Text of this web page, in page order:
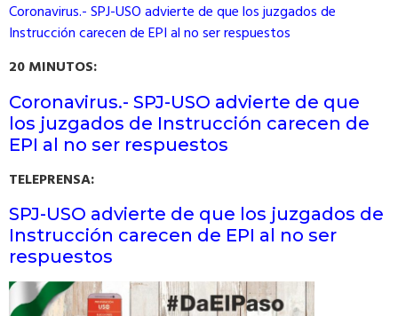
Coronavirus.- SPJ-USO advierte de que los juzgados de
Instrucción carecen de EPI al no ser respuestos
20 MINUTOS:
Coronavirus.- SPJ-USO advierte de que
los juzgados de Instrucción carecen de
EPI al no ser respuestos
TELEPRENSA:
SPJ-USO advierte de que los juzgados de
Instrucción carecen de EPI al no ser
respuestos